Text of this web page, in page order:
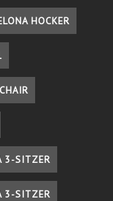
HOCKER
3-SITZER
3-SITZER